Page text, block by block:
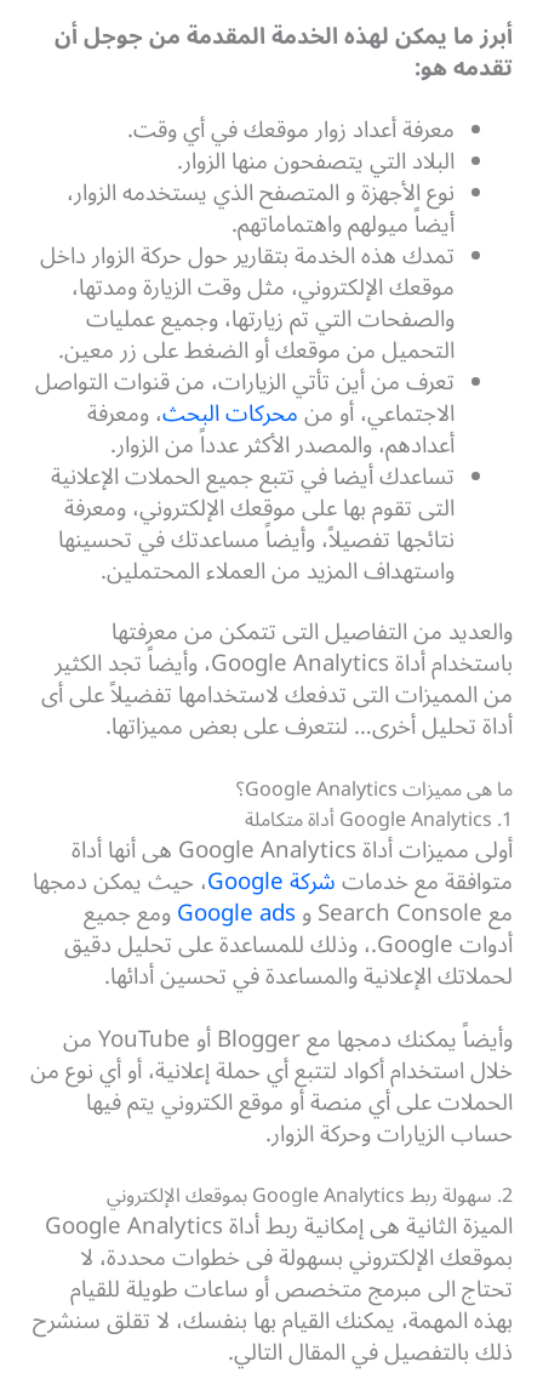
أبرز ما يمكن لهذه الخدمة المقدمة من جوجل أن
تقدمه هو:
معرفة أعداد زوار موقعك في أي وقت.
البلاد التي يتصفحون منها الزوار.
نوع الأجهزة و المتصفح الذي يستخدمه الزوار،
أيضاً ميولهم واهتماماتهم.
تمدك هذه الخدمة بتقارير حول حركة الزوار داخل
موقعك الإلكتروني، مثل وقت الزيارة ومدتها،
والصفحات التي تم زيارتها، وجميع عمليات
التحميل من موقعك أو الضغط على زر معين.
تعرف من أين تأتي الزيارات، من قنوات التواصل
الاجتماعي، أو منمحركات البحث، ومعرفة
أعدادهم، والمصدر الأكثر عدداً من الزوار.
تساعدك أيضا في تتبع جميع الحملات الإعلانية
التى تقوم بها على موقعك الإلكتروني، ومعرفة
نتائجها تفصيلاً، وأيضاً مساعدتك في تحسينها
واستهداف المزيد من العملاء المحتملين.
والعديد من التفاصيل التى تتمكن من معرفتها
باستخدام أداة Google Analytics، وأيضاً تجد الكثير
من المميزات التى تدفعك لاستخدامها تفضيلاً على أى
أداة تحليل أخرى… لنتعرف على بعض مميزاتها.
ما هى مميزات Google Analytics؟
1. Google Analytics أداة متكاملة
أولى مميزات أداة Google Analytics هى أنها أداة
متوافقة مع خدماتشركة Google ، حيث يمكن دمجها
مع Search Console و Google adsومع جميع
أدوات Google.، وذلك للمساعدة على تحليل دقيق
لحملاتك الإعلانية والمساعدة في تحسين أدائها.
وأيضاً يمكنك دمجها مع Blogger أو YouTube من
خلال استخدام أكواد لتتبع أي حملة إعلانية، أو أي نوع من
الحملات على أي منصة أو موقع الكتروني يتم فيها
حساب الزيارات وحركة الزوار.
2. سهولة ربط Google Analytics بموقعك الإلكتروني
الميزة الثانية هى إمكانية ربط أداة Google Analytics
بموقعك الإلكتروني بسهولة فى خطوات محددة، لا
تحتاج الى مبرمج متخصص أو ساعات طويلة للقيام
بهذه المهمة، يمكنك القيام بها بنفسك، لا تقلق سنشرح
ذلك بالتفصيل في المقال التالي.